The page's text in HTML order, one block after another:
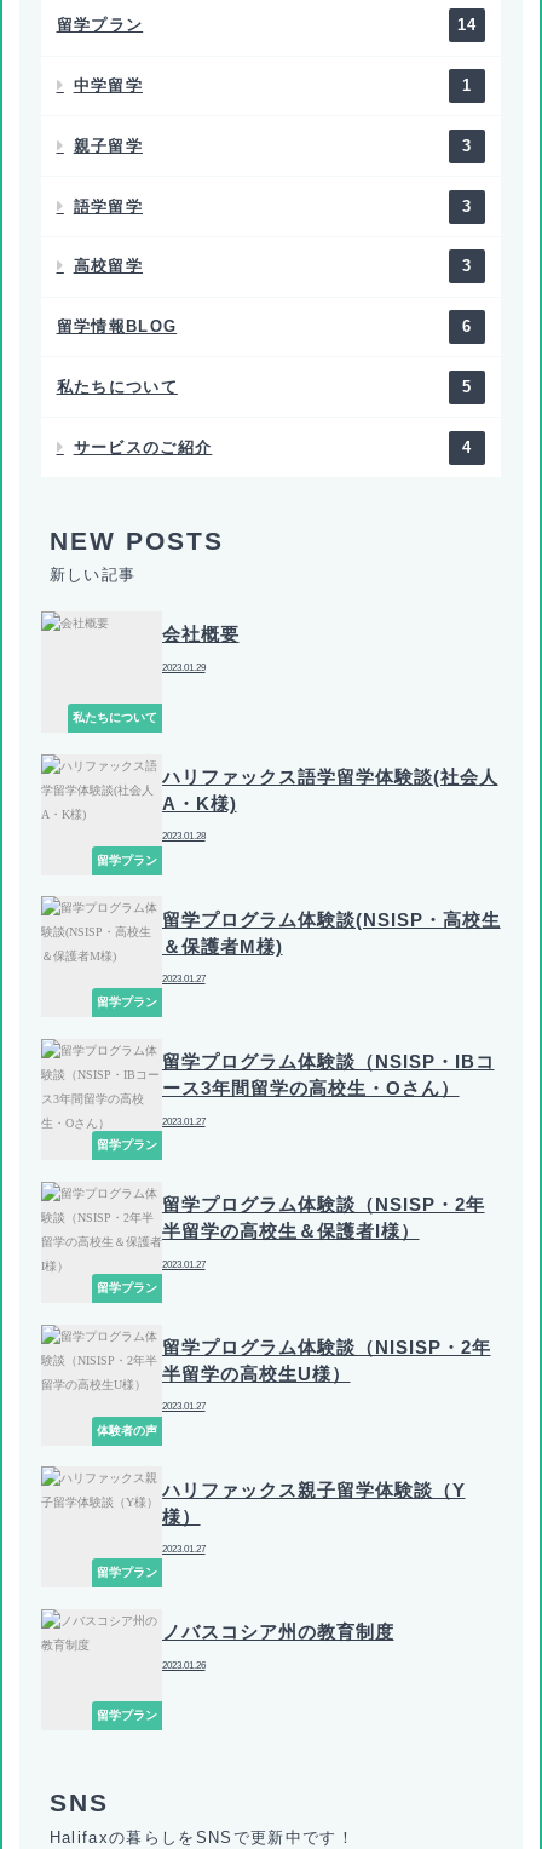
留学プラン 14
中学留学 1
親子留学 3
語学留学 3
高校留学 3
留学情報BLOG 6
私たちについて 5
サービスのご紹介 4
新しい記事
私たちについて
会社概要
2023.01.29
留学プラン
ハリファックス語学留学体験談(社会人
A・K様)
2023.01.28
留学プラン
留学プログラム体験談(NSISP・高校生
＆保護者M様)
2023.01.27
留学プラン
留学プログラム体験談（NSISP・IBコ
ース3年間留学の高校生・Oさん）
2023.01.27
留学プラン
留学プログラム体験談（NSISP・2年
半留学の高校生＆保護者I様）
2023.01.27
体験者の声
留学プログラム体験談（NISISP・2年
半留学の高校生U様）
2023.01.27
留学プラン
ハリファックス親子留学体験談（Y
様）
2023.01.27
留学プラン
ノバスコシア州の教育制度
2023.01.26
Halifaxの暮らしをSNSで更新中です！